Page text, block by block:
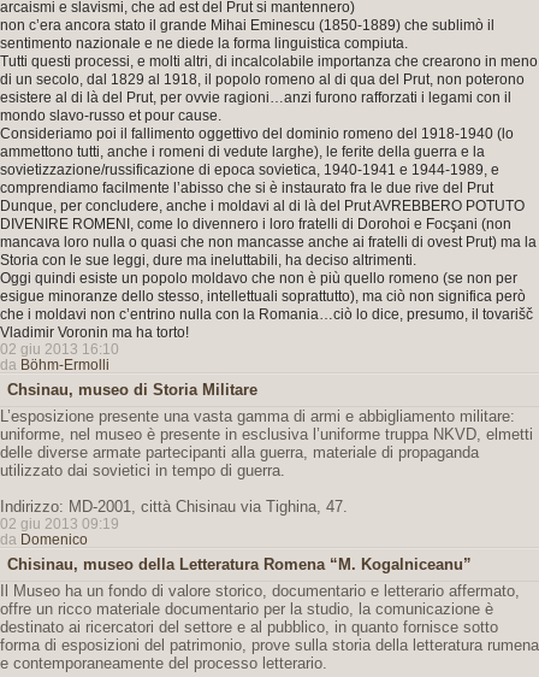
arcaismi e slavismi, che ad est del Prut si mantennero)
non c’era ancora stato il grande Mihai Eminescu (1850-1889) che sublimò il
sentimento nazionale e ne diede la forma linguistica compiuta.
Tutti questi processi, e molti altri, di incalcolabile importanza che crearono in meno
di un secolo, dal 1829 al 1918, il popolo romeno al di qua del Prut, non poterono
esistere al di là del Prut, per ovvie ragioni…anzi furono rafforzati i legami con il
mondo slavo-russo et pour cause.
Consideriamo poi il fallimento oggettivo del dominio romeno del 1918-1940 (lo
ammettono tutti, anche i romeni di vedute larghe), le ferite della guerra e la
sovietizzazione/russificazione di epoca sovietica, 1940-1941 e 1944-1989, e
comprendiamo facilmente l’abisso che si è instaurato fra le due rive del Prut
Dunque, per concludere, anche i moldavi al di là del Prut AVREBBERO POTUTO
DIVENIRE ROMENI, come lo divennero i loro fratelli di Dorohoi e Focşani (non
mancava loro nulla o quasi che non mancasse anche ai fratelli di ovest Prut) ma la
Storia con le sue leggi, dure ma ineluttabili, ha deciso altrimenti.
Oggi quindi esiste un popolo moldavo che non è più quello romeno (se non per
esigue minoranze dello stesso, intellettuali soprattutto), ma ciò non significa però
che i moldavi non c’entrino nulla con la Romania…ciò lo dice, presumo, il tovarišč
Vladimir Voronin ma ha torto!
02 giu 2013 16:10
da Böhm-Ermolli
Chsinau, museo di Storia Militare
L’esposizione presente una vasta gamma di armi e abbigliamento militare:
uniforme, nel museo è presente in esclusiva l’uniforme truppa NKVD, elmetti
delle diverse armate partecipanti alla guerra, materiale di propaganda
utilizzato dai sovietici in tempo di guerra.
Indirizzo: MD-2001, città Chisinau via Tighina, 47.
02 giu 2013 09:19
da Domenico
Chisinau, museo della Letteratura Romena “M. Kogalniceanu”
Il Museo ha un fondo di valore storico, documentario e letterario affermato,
offre un ricco materiale documentario per la studio, la comunicazione è
destinato ai ricercatori del settore e al pubblico, in quanto fornisce sotto
forma di esposizioni del patrimonio, prove sulla storia della letteratura rumena
e contemporaneamente del processo letterario.